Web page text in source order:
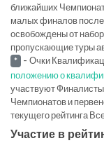
ближайших
малых финалов
освобождены от
пропускающие туры
* - Очки
положению о
участвуют
Чемпионатов и
текущего рейтинга
Участие в